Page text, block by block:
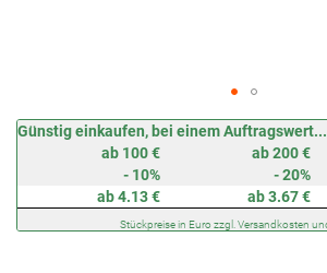
Günstig einkaufen, bei einem Auftragswert...
ab 100 €
ab 200 €
- 10%
- 20%
ab 4.13 €
ab 3.67 €
Stückpreise in Euro zzgl. Versandkosten
Zum
Anfang
springen